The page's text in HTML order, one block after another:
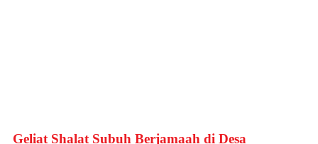
Geliat Shalat Subuh Berjamaah di Desa